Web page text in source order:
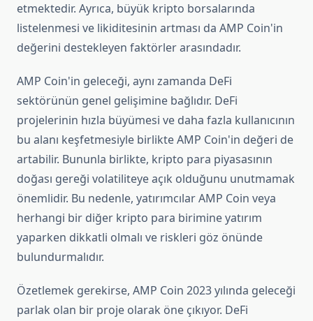
etmektedir. Ayrıca, büyük kripto borsalarında
listelenmesi ve likiditesinin artması da AMP Coin'in
değerini destekleyen faktörler arasındadır.
AMP Coin'in geleceği, aynı zamanda DeFi
sektörünün genel gelişimine bağlıdır. DeFi
projelerinin hızla büyümesi ve daha fazla kullanıcının
bu alanı keşfetmesiyle birlikte AMP Coin'in değeri de
artabilir. Bununla birlikte, kripto para piyasasının
doğası gereği volatiliteye açık olduğunu unutmamak
önemlidir. Bu nedenle, yatırımcılar AMP Coin veya
herhangi bir diğer kripto para birimine yatırım
yaparken dikkatli olmalı ve riskleri göz önünde
bulundurmalıdır.
Özetlemek gerekirse, AMP Coin 2023 yılında geleceği
parlak olan bir proje olarak öne çıkıyor. DeFi